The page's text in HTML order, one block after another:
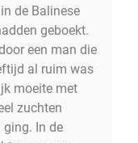
de Balinese
geboekt.
een man die
al ruim was
moeite met
zuchten
ging. In de